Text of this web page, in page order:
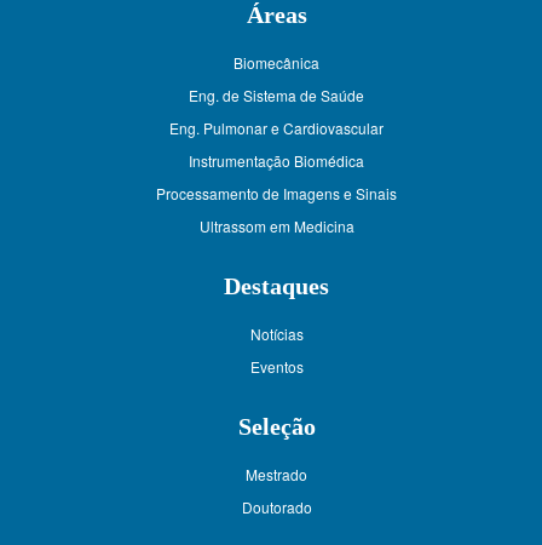
Áreas
Biomecânica
Eng. de Sistema de Saúde
Eng. Pulmonar e Cardiovascular
Instrumentação Biomédica
Processamento de Imagens e Sinais
Ultrassom em Medicina
Destaques
Notícias
Eventos
Seleção
Mestrado
Doutorado